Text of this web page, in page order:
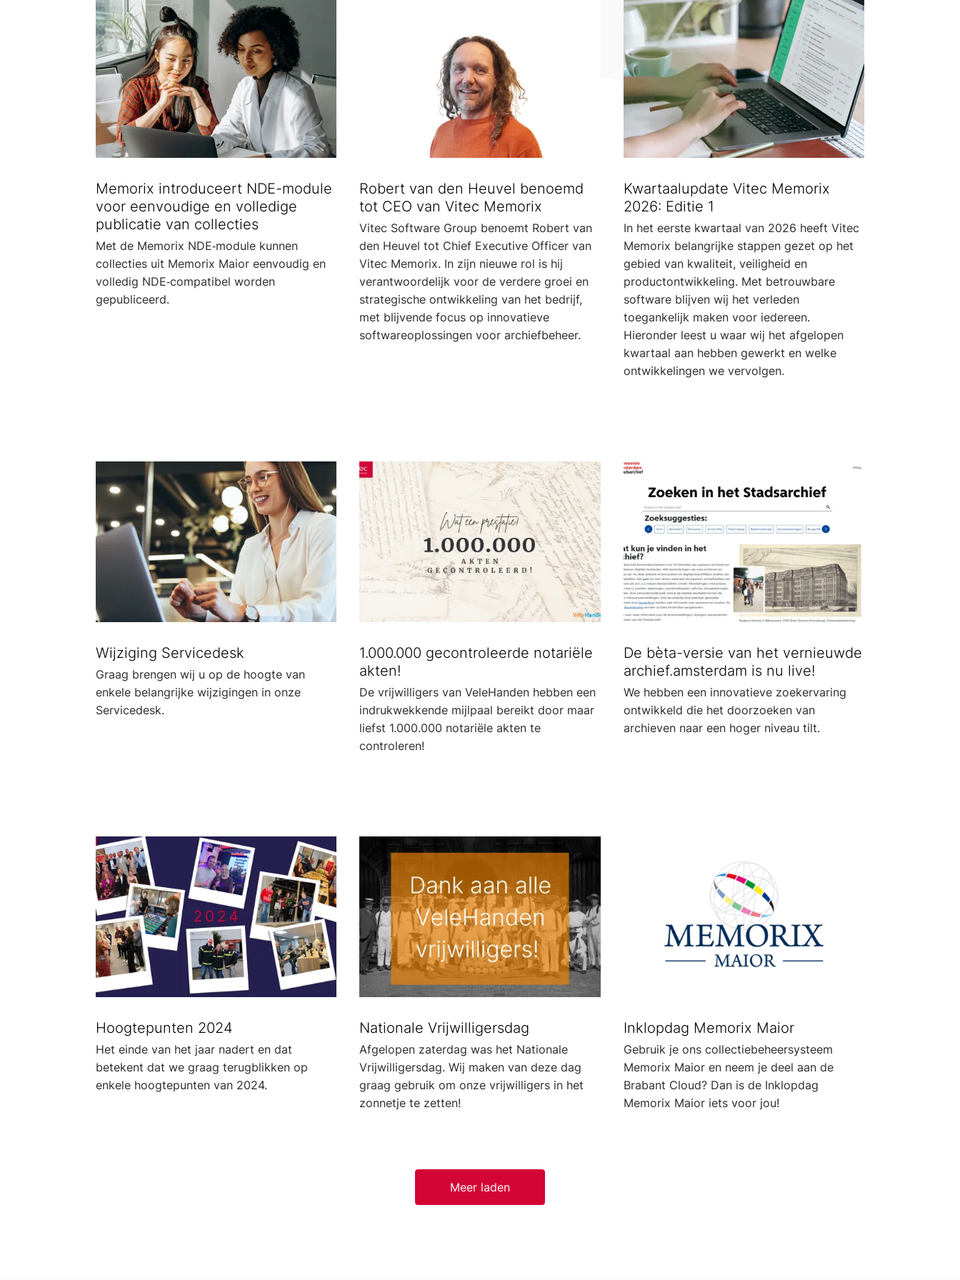
Memorix introduceert NDE-module
voor eenvoudige en volledige
publicatie van collecties
Met de Memorix NDE‑module kunnen
collecties uit Memorix Maior eenvoudig en
volledig NDE‑compatibel worden
gepubliceerd.
Robert van den Heuvel benoemd
tot CEO van Vitec Memorix
Vitec Software Group benoemt Robert van
den Heuvel tot Chief Executive Officer van
Vitec Memorix. In zijn nieuwe rol is hij
verantwoordelijk voor de verdere groei en
strategische ontwikkeling van het bedrijf,
met blijvende focus op innovatieve
softwareoplossingen voor archiefbeheer.
Kwartaalupdate Vitec Memorix
2026: Editie 1
In het eerste kwartaal van 2026 heeft Vitec
Memorix belangrijke stappen gezet op het
gebied van kwaliteit, veiligheid en
productontwikkeling. Met betrouwbare
software blijven wij het verleden
toegankelijk maken voor iedereen.
Hieronder leest u waar wij het afgelopen
kwartaal aan hebben gewerkt en welke
ontwikkelingen we vervolgen.
Wijziging Servicedesk
Graag brengen wij u op de hoogte van
enkele belangrijke wijzigingen in onze
Servicedesk.
1.000.000 gecontroleerde notariële
akten!
De vrijwilligers van VeleHanden hebben een
indrukwekkende mijlpaal bereikt door maar
liefst 1.000.000 notariële akten te
controleren!
De bèta-versie van het vernieuwde
archief.amsterdam is nu live!
We hebben een innovatieve zoekervaring
ontwikkeld die het doorzoeken van
archieven naar een hoger niveau tilt.
Hoogtepunten 2024
Het einde van het jaar nadert en dat
betekent dat we graag terugblikken op
enkele hoogtepunten van 2024.
Nationale Vrijwilligersdag
Afgelopen zaterdag was het Nationale
Vrijwilligersdag. Wij maken van deze dag
graag gebruik om onze vrijwilligers in het
zonnetje te zetten!
Inklopdag Memorix Maior
Gebruik je ons collectiebeheersysteem
Memorix Maior en neem je deel aan de
Brabant Cloud? Dan is de Inklopdag
Memorix Maior iets voor jou!
Meer laden